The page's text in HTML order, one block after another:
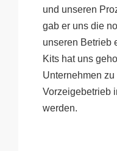
und unseren
gab er uns die
unseren Betrieb
Kits hat uns
Unternehmen
Vorzeigebetrieb
werden.